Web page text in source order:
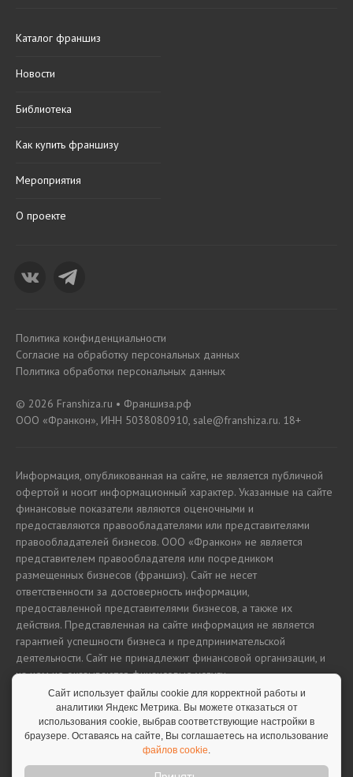
Каталог франшиз
Новости
Библиотека
Как купить франшизу
Мероприятия
О проекте
Политика конфиденциальности
Согласие на обработку персональных данных
Политика обработки персональных данных
© 2026 Franshiza.ru • Франшиза.рф
ООО «Франкон», ИНН 5038080910, sale@franshiza.ru. 18+
Информация, опубликованная на сайте, не является публичной
офертой и носит информационный характер. Указанные на сайте
финансовые показатели являются оценочными и
предоставляются правообладателями или представителями
правообладателей бизнесов. ООО «Франкон» не является
представителем правообладателя или посредником
размещенных бизнесов (франшиз). Сайт не несет
ответственности за достоверность информации,
предоставленной представителями бизнесов, а также их
действия. Представленная на сайте информация не является
гарантией успешности бизнеса и предпринимательской
деятельности. Сайт не принадлежит финансовой организации, и
на нем не оказываются финансовые услуги.
Полная версия сайта
Сайт использует файлы cookie для корректной работы и
аналитики Яндекс Метрика. Вы можете отказаться от
использования cookie, выбрав соответствующие настройки в
браузере. Оставаясь на сайте, Вы соглашаетесь на использование
файлов cookie.